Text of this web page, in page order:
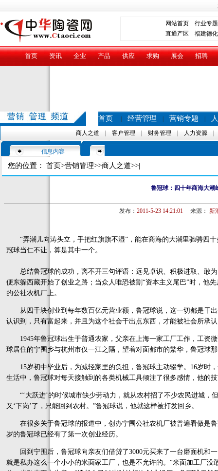
网站首页
行业专题
直通产区 福建德化
首页 资讯 企业 产品 供应 求购 展会 招聘
首页 经营管理 营销专题
商人之道 客户管理 财务管理 人力资源
信息内容
您的位置： 首页>营销管理>>商人之道>>|
鲁冠球：四十年商海大潮
发布： 2011-5-23 14:21:01 来源： 新
“弄潮儿向涛头立，手把红旗旗不湿”，能在商海的大潮里驰骋四十
冠球当仁不让，算是其中一个。
总结鲁冠球的成功，离不开三句评语：远见卓识、积极进取、敢
便东躲西藏开始了创业之路；当众人唯恐被割“资本主义尾巴”时，他
的公社农机厂上。
从四千块创业到每年数百亿元营业额，鲁冠球说，这一切都是干出
认识到，只有富起来，并且为这个社会干出点东西，才能被社会所承认
1945年鲁冠球出生于普通农家，父亲在上海一家工厂工作，工资
球居住的宁围乡与杭州市仅一江之隔，望着对面都市的繁华，鲁冠球
15岁初中毕业后，为减轻家里的负担，鲁冠球主动辍学。16岁时
生活中，鲁冠球对每天接触到的各类机械工具倾注了很多感情，他的
“‘大跃进’的时候城市缺少劳动力，就从农村招了不少农民进城，
又‘下岗’了，只能回到农村。”鲁冠球说，他就这样被打发回乡。
在很多关于鲁冠球的报道中，创办宁围公社农机厂被普遍看做是鲁
岁的鲁冠球已经有了第一次创业经历。
回到宁围后，鲁冠球向亲友们借贷了3000元买来了一台磨面机和
就是私办这么一个小小的米面家工厂，也是不允许的。“米面加工厂